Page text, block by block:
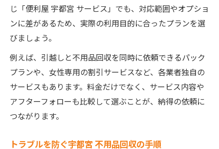
じ「便利屋 宇都宮 サービス」でも、対応範囲やオプショ
ンに差があるため、実際の利用目的に合ったプランを選
びましょう。
例えば、引越しと不用品回収を同時に依頼できるパック
プランや、女性専用の割引サービスなど、各業者独自の
サービスもあります。料金だけでなく、サービス内容や
アフターフォローも比較して選ぶことが、納得の依頼に
つながります。
トラブルを防ぐ宇都宮 不用品回収の手順